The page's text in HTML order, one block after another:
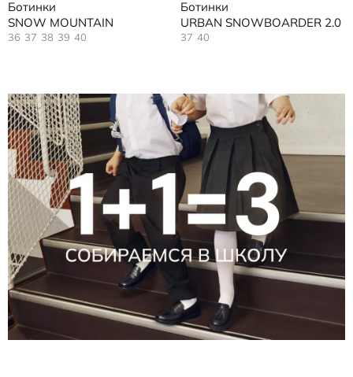
Ботинки
SNOW MOUNTAIN
36 37 38 39 40
Ботинки
URBAN SNOWBOARDER 2.0
37 40